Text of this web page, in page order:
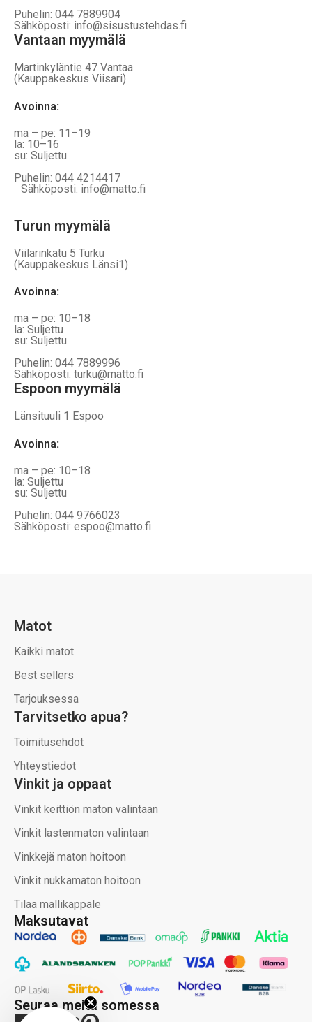
Puhelin: 044 7889904
Sähköposti: info@sisustustehdas.fi
Vantaan myymälä
Martinkyläntie 47 Vantaa
(Kauppakeskus Viisari)
Avoinna:
ma – pe: 11–19
la: 10–16
su: Suljettu
Puhelin: 044 4214417
Sähköposti: info@matto.fi
Turun myymälä
Viilarinkatu 5 Turku
(Kauppakeskus Länsi1)
Avoinna:
ma – pe: 10–18
la: Suljettu
su: Suljettu
Puhelin: 044 7889996
Sähköposti: turku@matto.fi
Espoon myymälä
Länsituuli 1 Espoo
Avoinna:
ma – pe: 10–18
la: Suljettu
su: Suljettu
Puhelin: 044 9766023
Sähköposti: espoo@matto.fi
Maksutavat
Seuraa meitä somessa
Matot
Kaikki matot
Best sellers
Tarjouksessa
Tarvitsetko apua?
Toimitusehdot
Yhteystiedot
Vinkit ja oppaat
Vinkit keittiön maton valintaan
Vinkit lastenmaton valintaan
Vinkkejä maton hoitoon
Vinkit nukkamaton hoitoon
Tilaa mallikappale